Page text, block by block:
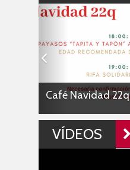
Café Navidad 22q
VÍDEOS